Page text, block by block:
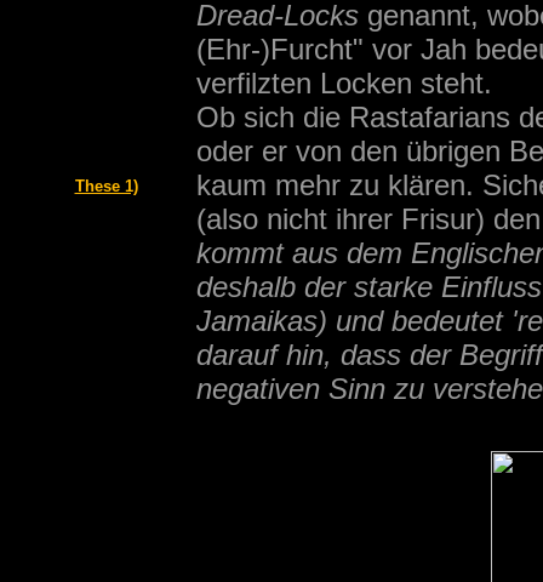
These 1)
Dread-Locksgenannt,
(Ehr-)Furcht" vor Jah
verfilzten Locken steht.
Ob sich die Rastafarians
oder er von den übrigen
kaum mehr zu klären.
(also nicht ihrer Frisur)
kommt aus dem
deshalb der starke
Jamaikas) und bedeutet
darauf hin, dass der
negativen Sinn zu